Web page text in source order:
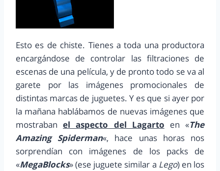
Esto es de chiste. Tienes a toda una productora
encargándose de controlar las filtraciones de
escenas de una película, y de pronto todo se va al
garete por las imágenes promocionales de
distintas marcas de juguetes. Y es que si ayer por
la mañana hablábamos de nuevas imágenes que
mostrabanel aspecto del Lagarto en «The
Amazing Spiderman«, hace unas horas nos
sorprendían con imágenes de los packs de
«MegaBlocks» (ese juguete similar a Lego) en los